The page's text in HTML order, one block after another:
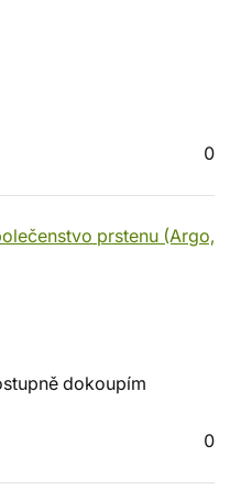
0
prstenu (Argo,
dokoupím
0